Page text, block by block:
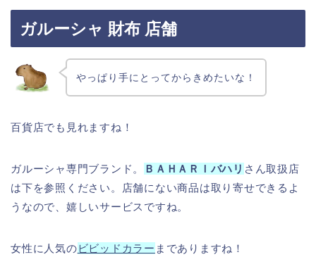
ガルーシャ 財布 店舗
やっぱり手にとってからきめたいな！
百貨店でも見れますね！
ガルーシャ専門ブランド。 ＢＡＨＡＲＩバハリ さん取扱店
は下を参照ください。店舗にない商品は取り寄せできるよ
うなので、嬉しいサービスですね。
女性に人気の ビビッドカラー までありますね！